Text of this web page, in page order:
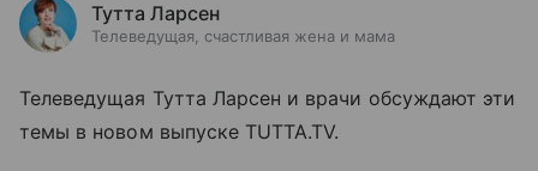
Тутта Ларсен
Телеведущая, счастливая жена и мама
Телеведущая Тутта Ларсен и врачи обсуждают эти
темы в новом выпуске TUTTA.TV.